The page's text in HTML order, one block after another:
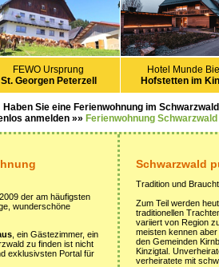
FEWO Ursprung
St. Georgen Peterzell
Hotel Munde
Hofstetten im
Haben Sie eine Ferienwohnung im
anmelden »» Ferienwohnung
der am häufigsten
wunderschöne
, ein Gästezimmer, ein
zu finden ist nicht
exklusivsten Portal für
Schwarzwald
Tradition und
Zum Teil werden
traditionellen
variiert von Region
meisten kennen
den Gemeinden
Kinzigtal.
verheiratete mit